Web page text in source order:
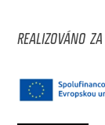
REALIZOVÁNO